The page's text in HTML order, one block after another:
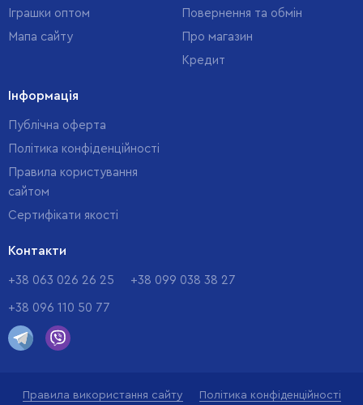
Іграшки оптом
Мапа сайту
Повернення та обмін
Про магазин
Кредит
Інформація
Публічна оферта
Політика конфіденційності
Правила користування
сайтом
Cертифікати якості
Контакти
+38 063 026 26 25 +38 099 038 38 27
+38 096 110 50 77
Правила використання сайту Політика конфіденційності